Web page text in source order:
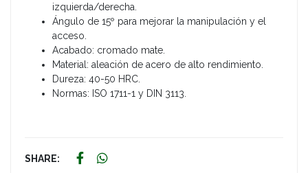
izquierda/derecha.
Ángulo de 15º para mejorar la manipulación y el
acceso.
Acabado: cromado mate.
Material: aleación de acero de alto rendimiento.
Dureza: 40-50 HRC.
Normas: ISO 1711-1 y DIN 3113.
SHARE: